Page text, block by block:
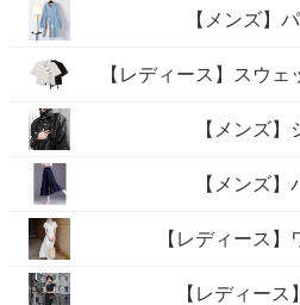
【メンズ】
【レディース】スウ
【メンズ】
【メンズ】
【レディース】
【レディース